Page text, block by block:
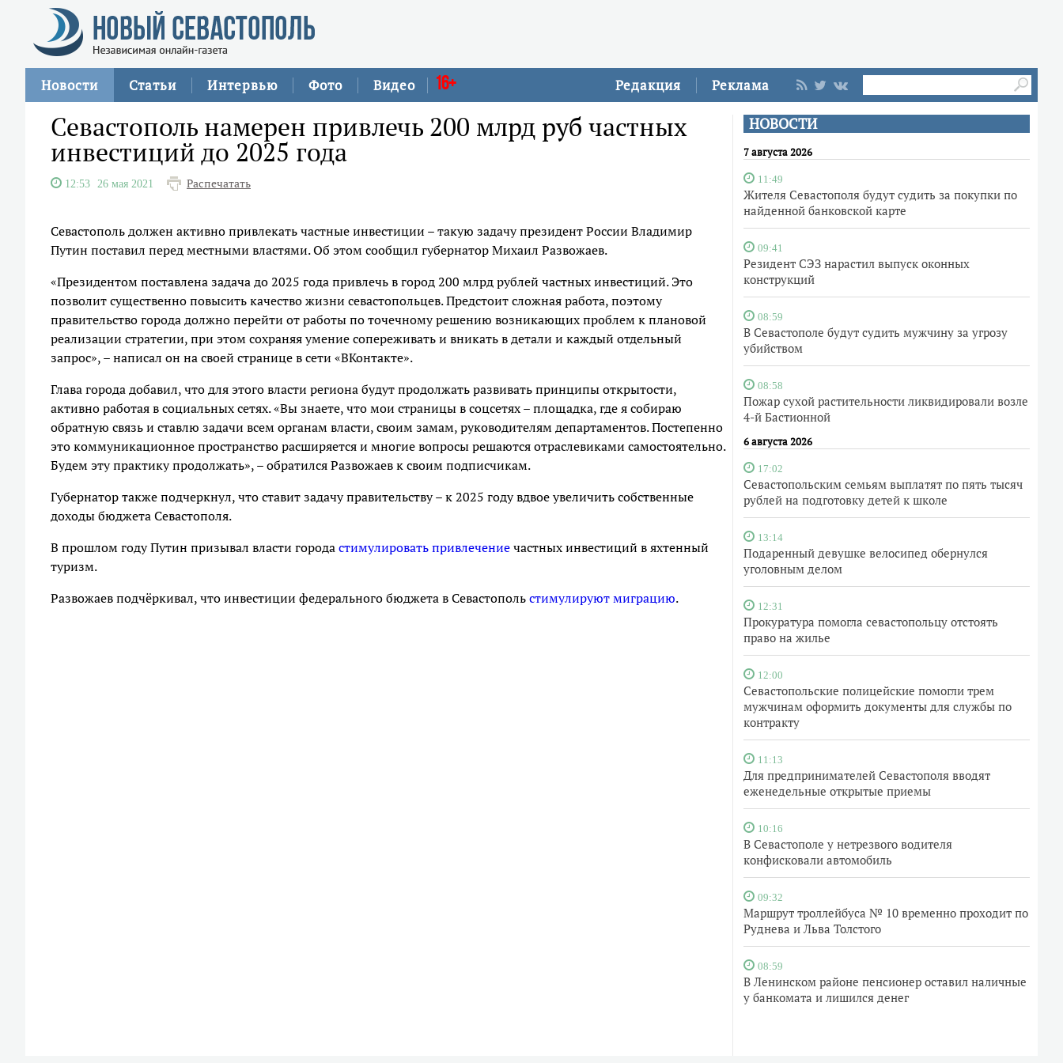
Редакция Реклама
Новости Статьи Интервью Фото Видео 16+
НОВОСТИ
7 августа 2026
11:49
Жителя Севастополя будут судить за покупки по
найденной банковской карте
09:41
Резидент СЭЗ нарастил выпуск оконных
конструкций
08:59
В Севастополе будут судить мужчину за угрозу
убийством
08:58
Пожар сухой растительности ликвидировали возле
4-й Бастионной
6 августа 2026
17:02
Севастопольским семьям выплатят по пять тысяч
рублей на подготовку детей к школе
13:14
Подаренный девушке велосипед обернулся
уголовным делом
12:31
Прокуратура помогла севастопольцу отстоять
право на жилье
12:00
Севастопольские полицейские помогли трем
мужчинам оформить документы для службы по
контракту
11:13
Для предпринимателей Севастополя вводят
еженедельные открытые приемы
10:16
В Севастополе у нетрезвого водителя
конфисковали автомобиль
09:32
Маршрут троллейбуса № 10 временно проходит по
Руднева и Льва Толстого
08:59
В Ленинском районе пенсионер оставил наличные
у банкомата и лишился денег
Севастополь намерен привлечь 200 млрд руб частных
инвестиций до 2025 года
12:53 26 мая 2021 Распечатать
Севастополь должен активно привлекать частные инвестиции – такую задачу президент России Владимир
Путин поставил перед местными властями. Об этом сообщил губернатор Михаил Развожаев.
«Президентом поставлена задача до 2025 года привлечь в город 200 млрд рублей частных инвестиций. Это
позволит существенно повысить качество жизни севастопольцев. Предстоит сложная работа, поэтому
правительство города должно перейти от работы по точечному решению возникающих проблем к плановой
реализации стратегии, при этом сохраняя умение сопереживать и вникать в детали и каждый отдельный
запрос», – написал он на своей странице в сети «ВКонтакте».
Глава города добавил, что для этого власти региона будут продолжать развивать принципы открытости,
активно работая в социальных сетях. «Вы знаете, что мои страницы в соцсетях – площадка, где я собираю
обратную связь и ставлю задачи всем органам власти, своим замам, руководителям департаментов. Постепенно
это коммуникационное пространство расширяется и многие вопросы решаются отраслевиками самостоятельно.
Будем эту практику продолжать», – обратился Развожаев к своим подписчикам.
Губернатор также подчеркнул, что ставит задачу правительству – к 2025 году вдвое увеличить собственные
доходы бюджета Севастополя.
В прошлом году Путин призывал власти городастимулировать привлечениечастных инвестиций в яхтенный
туризм.
Развожаев подчёркивал, что инвестиции федерального бюджета в Севастопольстимулируют миграцию.